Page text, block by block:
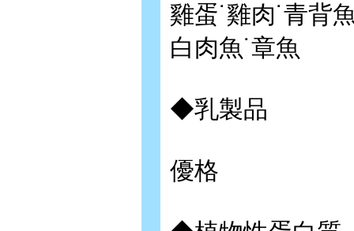
雞蛋˙雞肉˙青背
白肉魚˙章魚
◆乳製品
優格